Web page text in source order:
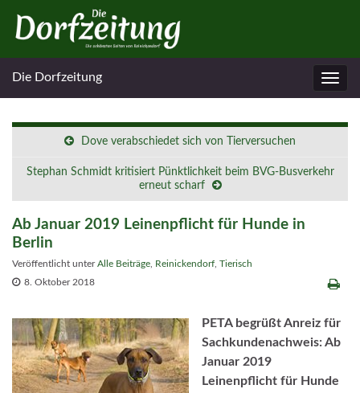
Die Dorfzeitung
Dove verabschiedet sich von Tierversuchen
Stephan Schmidt kritisiert Pünktlichkeit beim BVG-Busverkehr
erneut scharf
Ab Januar 2019 Leinenpflicht für Hunde in
Berlin
Veröffentlicht unterAlle Beiträge Reinickendorf Tierisch
8. Oktober 2018
PETA begrüßt Anreiz für
Sachkundenachweis: Ab
Januar 2019
Leinenpflicht für Hunde